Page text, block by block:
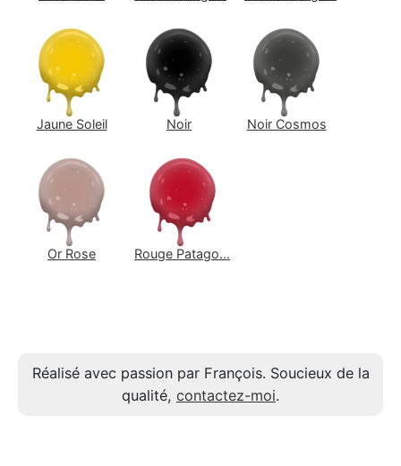
Jaune Soleil Noir Noir Cosmos
Or Rose Rouge Patago...
Réalisé avec passion par François. Soucieux de la
qualité, contactez-moi.